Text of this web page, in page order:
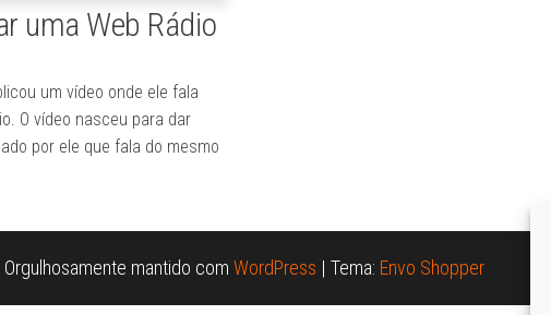
uma Web Rádio
um vídeo onde ele fala
O vídeo nasceu para dar
por ele que fala do mesmo
Orgulhosamente mantido com WordPress | Tema: Envo Shopper